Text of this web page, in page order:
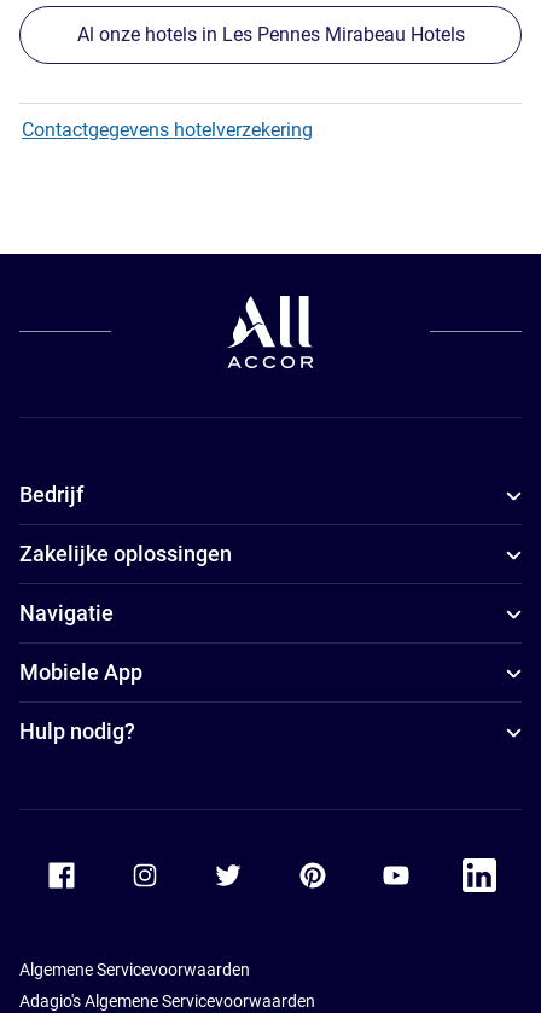
Al onze hotels in Les Pennes Mirabeau Hotels
Contactgegevens hotelverzekering
Bedrijf
Zakelijke oplossingen
Navigatie
Mobiele App
Hulp nodig?
Accor Facebook Accor TwitterAccor PinterestAccor Youtube
Accor
Algemene Servicevoorwaarden
Adagio's Algemene Servicevoorwaarden